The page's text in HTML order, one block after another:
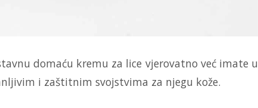
domaću kremu za lice vjerovatno već imate u
i zaštitnim svojstvima za njegu kože.